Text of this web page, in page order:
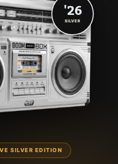
SILVER EDITION
'26
SILVER